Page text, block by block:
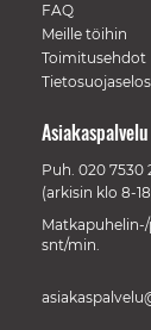
FAQ
Meille töihin
Toimitusehdot
Asiakaspalvelu
Puh. 020 7530
(arkisin klo 8-
snt/min.